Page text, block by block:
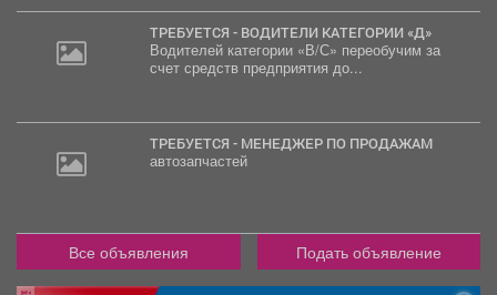
ТРЕБУЕТСЯ - ВОДИТЕЛИ КАТЕГОРИИ «Д»
Водителей категории «В/С» переобучим за
счет средств предприятия до...
ТРЕБУЕТСЯ - МЕНЕДЖЕР ПО ПРОДАЖАМ
автозапчастей
Все объявления Подать объявление